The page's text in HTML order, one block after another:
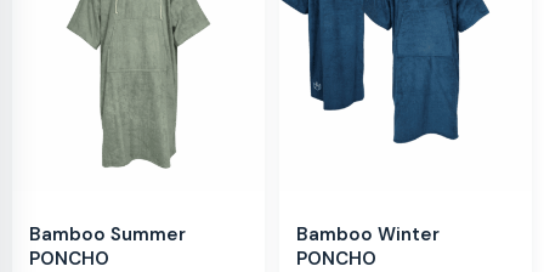
Bamboo Summer
PONCHO
Bamboo Winter
PONCHO